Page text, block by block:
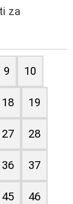
za
9 10
18 19
27 28
36 37
45 46